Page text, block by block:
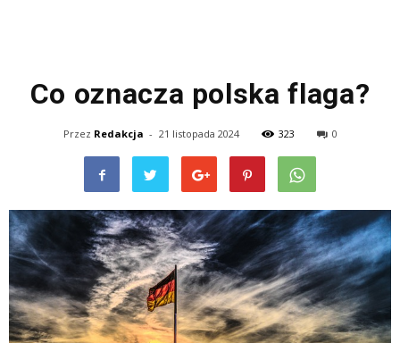
Co oznacza polska flaga?
Przez Redakcja - 21 listopada 2024 323 0